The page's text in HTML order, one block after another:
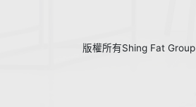
版權所有Shing Fat Group